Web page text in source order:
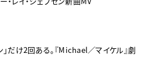
」だけ2回ある。『Michael／マイケル』劇